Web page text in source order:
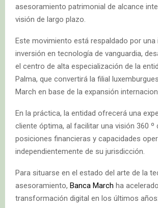
asesoramiento patrimonial de alcance
visión de largo plazo.
Este movimiento está respaldado por una
inversión en tecnología de vanguardia,
el centro de alta especialización de la
Palma, que convertirá la filial
March en base de la expansión
En la práctica, la entidad ofrecerá una
cliente óptima, al facilitar una visión 360 º
posiciones financieras y capacidades
independientemente de su jurisdicción.
Para situarse en el estado del arte de la
asesoramiento, Banca March ha
transformación digital en los últimos años: